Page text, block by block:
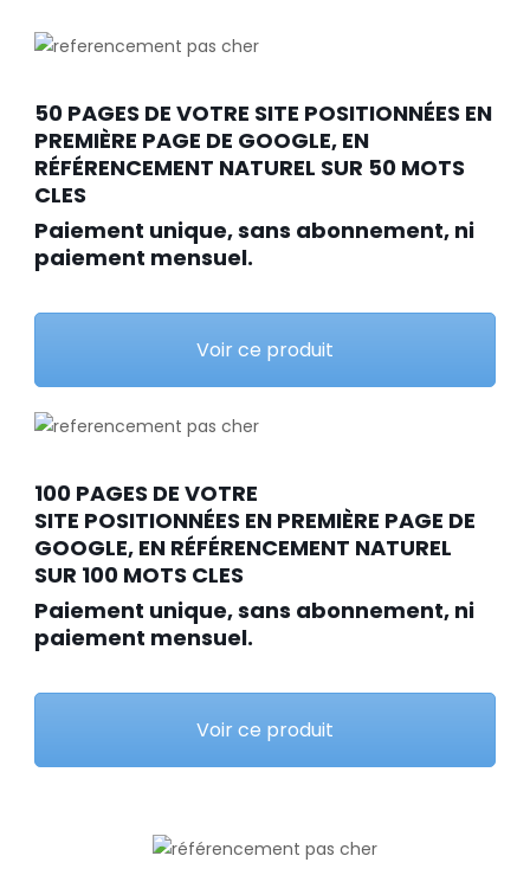
50 PAGES DE VOTRE SITE POSITIONNÉES EN
PREMIÈRE PAGE DE GOOGLE, EN
RÉFÉRENCEMENT NATUREL SUR 50 MOTS
CLES
Paiement unique, sans abonnement, ni
paiement mensuel.
Voir ce produit
100 PAGES DE VOTRE
SITE POSITIONNÉES EN PREMIÈRE PAGE DE
GOOGLE, EN RÉFÉRENCEMENT NATUREL
SUR 100 MOTS CLES
Paiement unique, sans abonnement, ni
paiement mensuel.
Voir ce produit